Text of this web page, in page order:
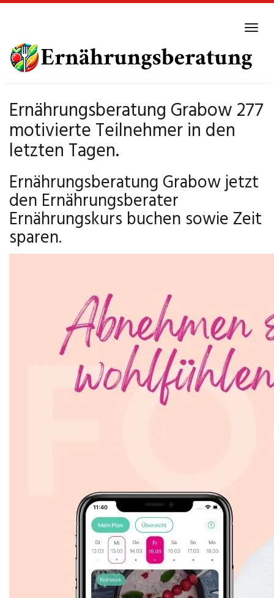
main
content
Ernährungsberatung Grabow 277
motivierte Teilnehmer in den
letzten Tagen.
Ernährungsberatung Grabow jetzt
den Ernährungsberater
Ernährungskurs buchen sowie Zeit
sparen.